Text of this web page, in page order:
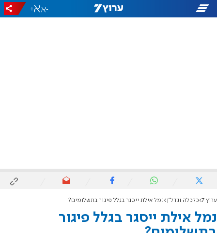
-
+
ערוץ 7 כלכלה ונדל"ן נמל אילת ייסגר בגלל פיגור בתשלומים?
נמל אילת ייסגר בגלל פיגור